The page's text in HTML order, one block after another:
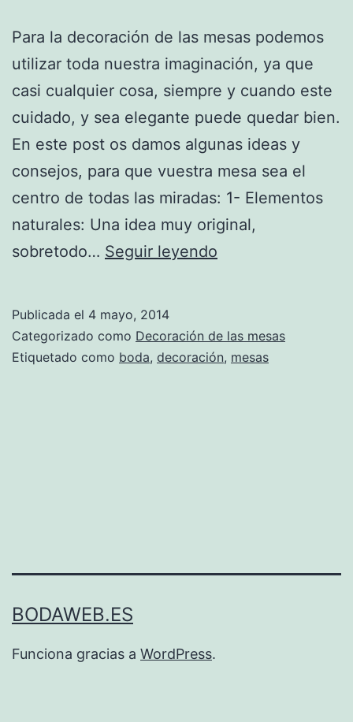
Para la decoración de las mesas podemos
utilizar toda nuestra imaginación, ya que
casi cualquier cosa, siempre y cuando este
cuidado, y sea elegante puede quedar bien.
En este post os damos algunas ideas y
consejos, para que vuestra mesa sea el
centro de todas las miradas: 1- Elementos
naturales: Una idea muy original,
sobretodo… Seguir leyendo
boda
Publicada el 4 mayo, 2014
Categorizado como Decoración de las mesas
Etiquetado como boda, decoración, mesas
BODAWEB.ES
Funciona gracias a WordPress.